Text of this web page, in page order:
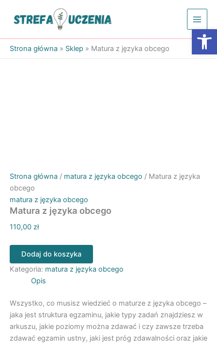
Strona główna » Sklep » Matura z języka obcego
Strona główna / matura z języka obcego / Matura z języka
obcego
matura z języka obcego
Matura z języka obcego
110,00 zł
liczba
Matura
z
Dodaj do koszyka
Kategoria: matura z języka obcego
Opis
Wszystko, co musisz wiedzieć o maturze z języka obcego –
jaka jest struktura egzaminu, jakie typy zadań znajdziesz w
arkuszu, jakie poziomy można zdawać i czy zawsze trzeba
zdawać egzamin ustny, jaki jest próg zdawalności oraz jakie